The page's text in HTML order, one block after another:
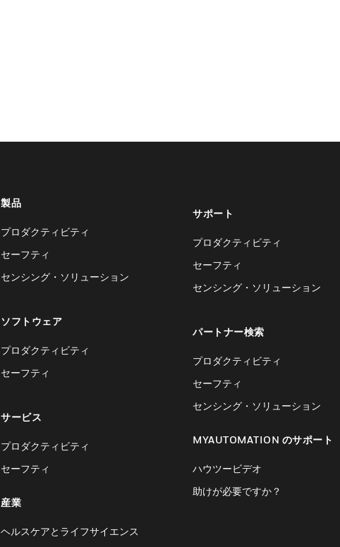
製品
プロダクティビティ
セーフティ
センシング・ソリューション
ソフトウェア
プロダクティビティ
セーフティ
サービス
プロダクティビティ
セーフティ
産業
ヘルスケアとライフサイエンス
サポート
プロダクティビティ
セーフティ
センシング・ソリューション
パートナー検索
プロダクティビティ
セーフティ
センシング・ソリューション
MYAUTOMATION のサポート
ハウツービデオ
助けが必要ですか？